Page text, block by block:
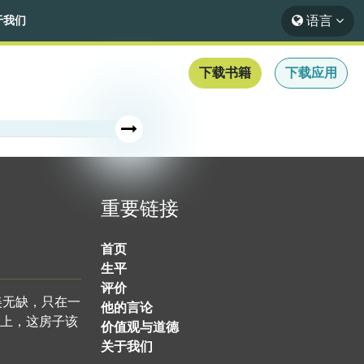
我们 语言
下载书籍 下载应用
缺，只在一
，这房子该
重要链接
首页
生平
评价
他的言论
价值观与道德
关于我们